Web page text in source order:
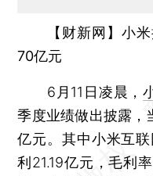
【财新网】 小
70亿元
6月11日凌晨，
季度业绩做出披露，
亿元。其中小米互
利21.19亿元，毛利